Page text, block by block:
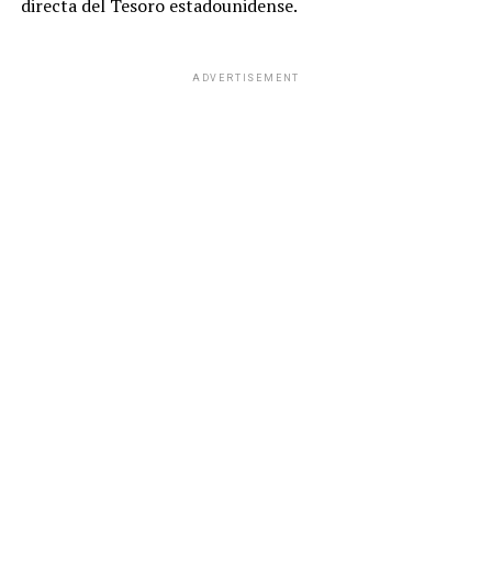
directa del Tesoro estadounidense.
ADVERTISEMENT